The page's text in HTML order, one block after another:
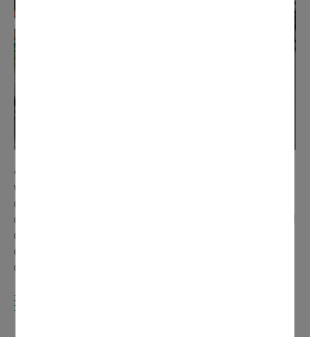
« La réalisation du char de l'association a duré une
vingtaine d'heures. À cela s'ajoute le temps passé à la
création des tapis de fleurs, des corbeilles et de nos
costumes. Nous avons travaillé en petits groupes au local
de l'association, mais également chez nous. Le carnaval
est une véritable institution et le COS y participe depuis
de nombreuses années ».